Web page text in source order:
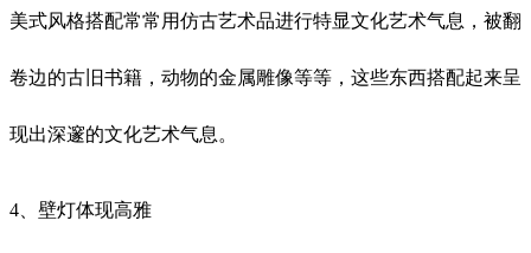
美式风格搭配常常用仿古艺术品进行特显文化艺术气息，被翻
卷边的古旧书籍，动物的金属雕像等等，这些东西搭配起来呈
现出深邃的文化艺术气息。
4、壁灯体现高雅